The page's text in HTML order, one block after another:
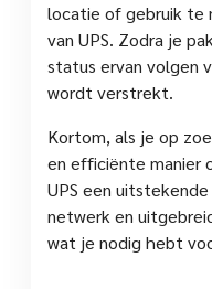
locatie of gebruik te
van UPS. Zodra je
status ervan volgen
wordt verstrekt.
Kortom, als je op
en efficiënte manier
UPS een
netwerk en
wat je nodig hebt